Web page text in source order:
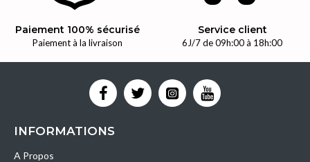
Paiement 100% sécurisé
Paiement à la livraison
Service client
6J/7 de 09h:00 à 18h:00
INFORMATIONS
A Propos